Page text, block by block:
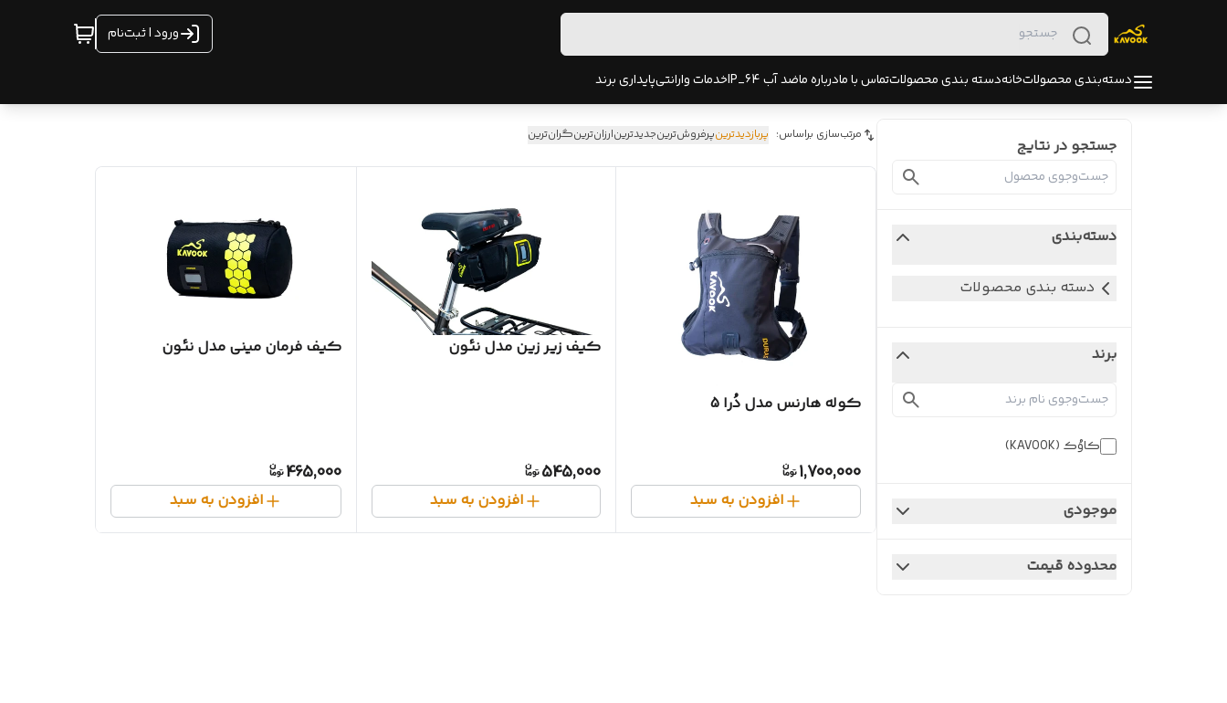
ورود | ثبت‌نام
دسته‌بندی محصولاتخانهدسته بندی محصولاتتماس با مادرباره ماضد آب IP_64 خدمات وارانتیپایداری برند
جستجو در نتایج
دسته‌بندی
دسته بندی محصولات
برند
کاوُک (KAVOOK)
موجودی
محدوده قیمت
مرتب‌سازی براساس: پربازدیدترینپرفروش‌ترینجدیدترینارزان‌ترینگران‌ترین
کوله هارنس مدل دُرا 5
1,700,000
افزودن به سبد
کیف زیر زین مدل نئون
545,000
افزودن به سبد
کیف فرمان مینی مدل نئون
465,000
افزودن به سبد